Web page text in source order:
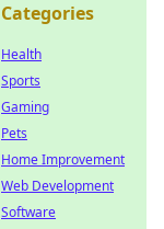
Categories
Health
Sports
Gaming
Pets
Home Improvement
Web Development
Software